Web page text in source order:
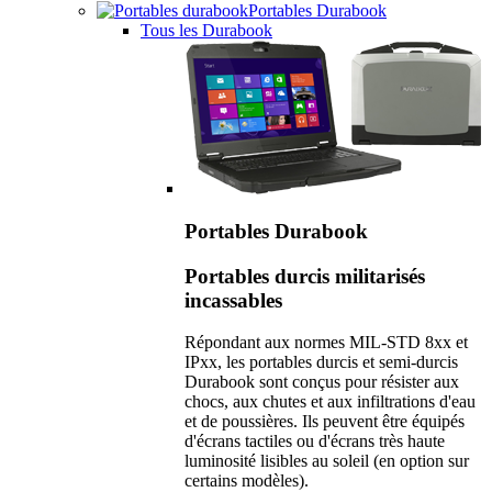
Portables Durabook
Tous les Durabook
Portables Durabook
Portables durcis militarisés
incassables
Répondant aux normes MIL-STD 8xx et
IPxx, les portables durcis et semi-durcis
Durabook sont conçus pour résister aux
chocs, aux chutes et aux infiltrations d'eau
et de poussières. Ils peuvent être équipés
d'écrans tactiles ou d'écrans très haute
luminosité lisibles au soleil (en option sur
certains modèles).